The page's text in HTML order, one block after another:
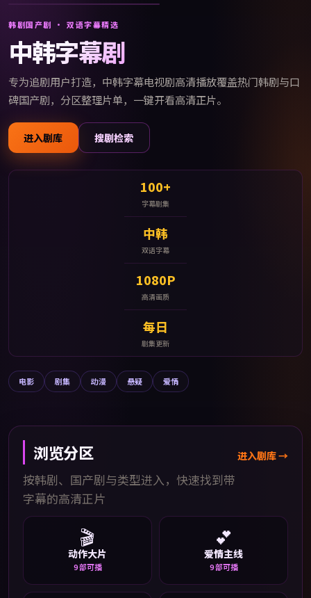
韩剧国产剧 · 双语字幕精选
中韩字幕剧
专为追剧用户打造， 中韩字幕电视剧高清播放覆盖热门韩剧与口
碑国产剧，分区整理片单，一键开看高清正片。
进入剧库 搜剧检索
100+
字幕剧集
中韩
双语字幕
1080P
高清画质
每日
剧集更新
电影 剧集 动漫 悬疑 爱情
浏览分区
按韩剧、国产剧与类型进入，快速找到带
字幕的高清正片
进入剧库 →
🎬
动作大片
9部可播
💕
爱情主线
9部可播